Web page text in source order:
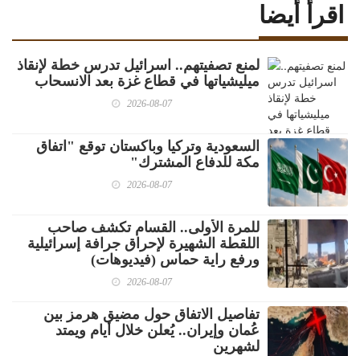
اقرأ أيضا
لمنع تصفيتهم.. اسرائيل تدرس خطة لإنقاذ
ميليشياتها في قطاع غزة بعد الانسحاب
2026-08-07
السعودية وتركيا وباكستان توقع "اتفاق
مكة للدفاع المشترك"
2026-08-07
للمرة الأولى.. القسام تكشف صاحب
اللقطة الشهيرة لإحراق جرافة إسرائيلية
ورفع راية حماس (فيديوهات)
2026-08-07
تفاصيل الاتفاق حول مضيق هرمز بين
عُمان وإيران.. يُعلن خلال أيام ويمتد
لشهرين